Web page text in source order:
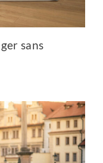
sans